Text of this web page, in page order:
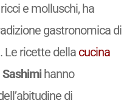
e molluschi, ha
gastronomica di
. Le ricette della cucina
Sashimihanno
di